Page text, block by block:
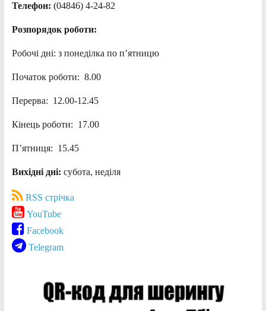
Телефон: (04846) 4-24-82
Розпорядок роботи:
Робочі дні: з понеділка по п’ятницю
Початок роботи: 8.00
Перерва: 12.00-12.45
Кінець роботи: 17.00
П’ятниця: 15.45
Вихідні дні: субота, неділя
RSS стрічка
YouTube
Facebook
Telegram